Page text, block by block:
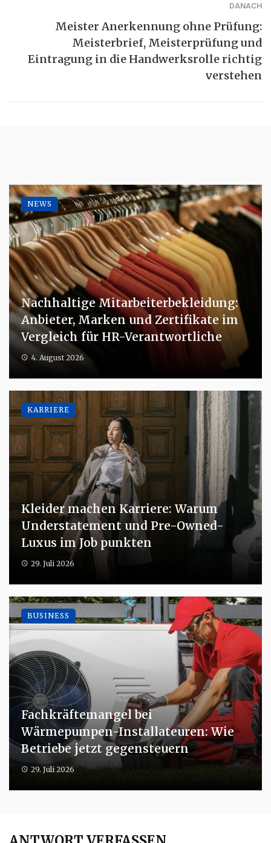
DANACH
Meister Anerkennung ohne Prüfung:
Meisterbrief, Meisterprüfung und
Eintragung in die Handwerksrolle richtig
verstehen
Nachhaltige Mitarbeiterbekleidung:
Anbieter, Marken und Zertifikate im
Vergleich für HR-Verantwortliche
4. August 2026
NEWS
Kleider machen Karriere: Warum
Understatement und Pre-Owned-
Luxus im Job punkten
29. Juli 2026
KARRIERE
Fachkräftemangel bei
Wärmepumpen-Installateuren: Wie
Betriebe jetzt gegensteuern
29. Juli 2026
BUSINESS